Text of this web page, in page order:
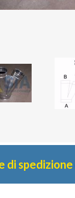
di spedizione